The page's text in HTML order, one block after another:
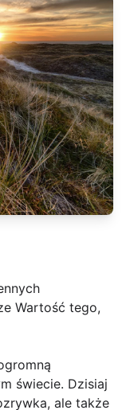
Wartość tego,
świecie. Dzisiaj
ale także